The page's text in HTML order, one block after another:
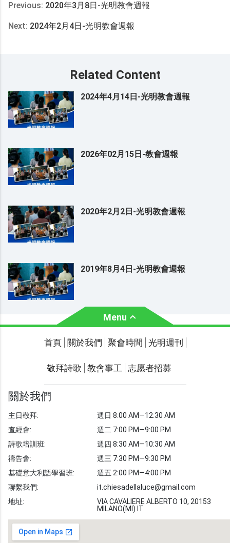
Previous: 2020年3月8日-光明教會週報
Next: 2024年2月4日-光明教會週報
Related Content
2024年4月14日-光明教會週報
2026年02月15日-教會週報
2020年2月2日-光明教會週報
2019年8月4日-光明教會週報
Menu
關於我們 聚會時間
光明週刊 學習聖經
聖經故事
敬拜詩歌 圖庫
聖經金句
教會事工 志愿者招募
首頁 關於我們 聚會時間 光明週刊
敬拜詩歌 教會事工 志愿者招募
關於我們
主日敬拜:
查經會:
詩歌培訓班:
禱告會:
基礎意大利語學習班:
聯繫我們:
地址:
週日 8:00 AM—12:30 AM
週二 7:00 PM—9:00 PM
週四 8:30 AM—10:30 AM
週三 7:30 PM—9:30 PM
週五 2:00 PM—4:00 PM
it.chiesadellaluce@gmail.com
VIA CAVALIERE ALBERTO 10, 20153
MILANO(MI) IT